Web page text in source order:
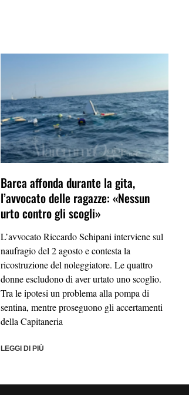
Barca affonda durante la gita,
l’avvocato delle ragazze: «Nessun
urto contro gli scogli»
L’avvocato Riccardo Schipani interviene sul
naufragio del 2 agosto e contesta la
ricostruzione del noleggiatore. Le quattro
donne escludono di aver urtato uno scoglio.
Tra le ipotesi un problema alla pompa di
sentina, mentre proseguono gli accertamenti
della Capitaneria
LEGGI DI PIÙ